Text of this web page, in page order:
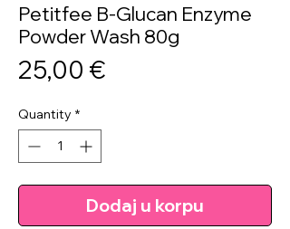
Petitfee B-Glucan Enzyme
Powder Wash 80g
25,00 €Price
Quantity *
Dodaj u korpu